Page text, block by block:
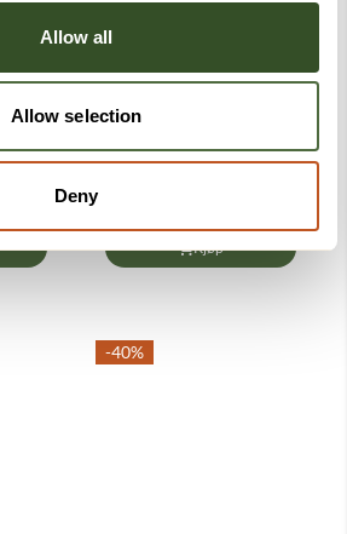
Allow all
Allow selection
Deny
Taktil magnettavle-
Kjøp
-40%